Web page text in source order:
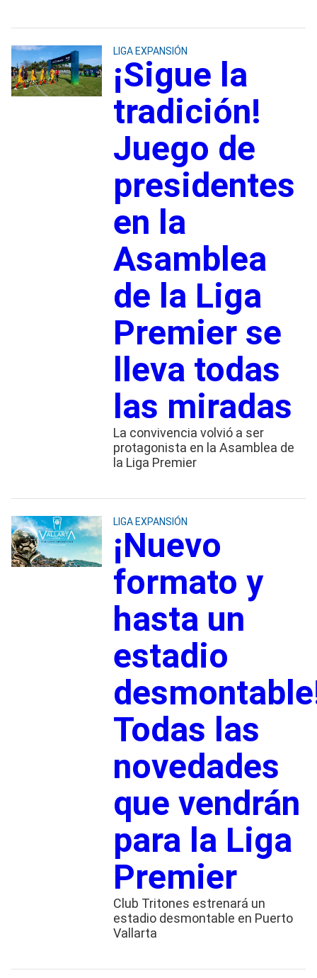
LIGA EXPANSIÓN
¡Sigue la
tradición!
Juego de
presidentes
en la
Asamblea
de la Liga
Premier se
lleva todas
las miradas
La convivencia volvió a ser
protagonista en la Asamblea de
la Liga Premier
LIGA EXPANSIÓN
¡Nuevo
formato y
hasta un
estadio
Todas las
novedades
que vendrán
para la Liga
Premier
Club Tritones estrenará un
estadio desmontable en Puerto
Vallarta